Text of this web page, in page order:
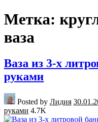
Метка:
ваза
Ваза из 3-х
руками
Posted by Лидия
руками 4.7K